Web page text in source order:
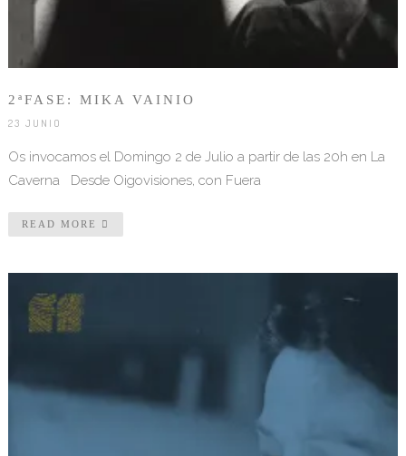
2ªFASE: MIKA VAINIO
23 JUNIO
Os invocamos el Domingo 2 de Julio a partir de las 20h en La
Caverna Desde Oigovisiones, con Fuera
READ MORE